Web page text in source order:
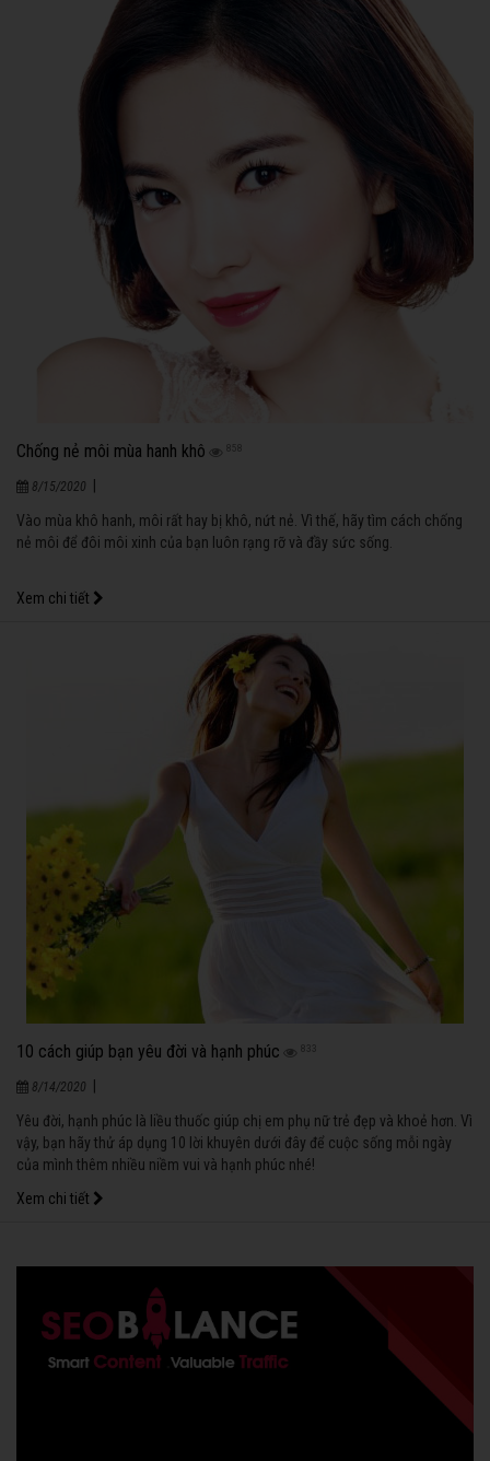
Chống nẻ môi mùa hanh khô 858
8/15/2020
Vào mùa khô hanh, môi rất hay bị khô, nứt nẻ. Vì thế, hãy tìm cách chống
nẻ môi để đôi môi xinh của bạn luôn rạng rỡ và đầy sức sống.
Xem chi tiết
10 cách giúp bạn yêu đời và hạnh phúc 833
8/14/2020
Yêu đời, hạnh phúc là liều thuốc giúp chị em phụ nữ trẻ đẹp và khoẻ hơn. Vì
vậy, bạn hãy thử áp dụng 10 lời khuyên dưới đây để cuộc sống mỗi ngày
của mình thêm nhiều niềm vui và hạnh phúc nhé!
Xem chi tiết